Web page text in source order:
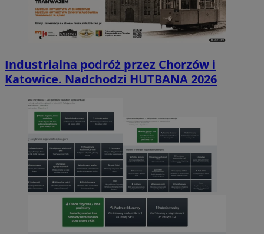
Industrialna podróż przez Chorzów i
Katowice. Nadchodzi HUTBANA 2026